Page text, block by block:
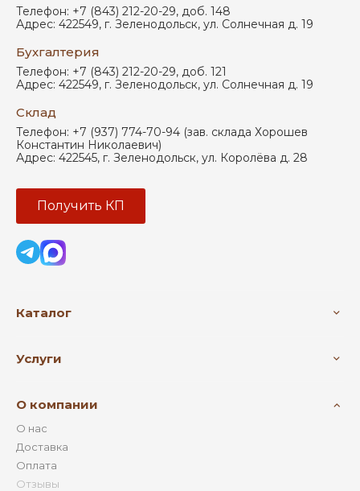
Телефон: +7 (843) 212-20-29, доб. 148
Адрес: 422549, г. Зеленодольск, ул. Солнечная д. 19
Бухгалтерия
Телефон: +7 (843) 212-20-29, доб. 121
Адрес: 422549, г. Зеленодольск, ул. Солнечная д. 19
Склад
Телефон: +7 (937) 774-70-94 (зав. склада Хорошев
Константин Николаевич)
Адрес: 422545, г. Зеленодольск, ул. Королёва д. 28
Получить КП
Каталог
Услуги
О компании
О нас
Доставка
Оплата
Отзывы